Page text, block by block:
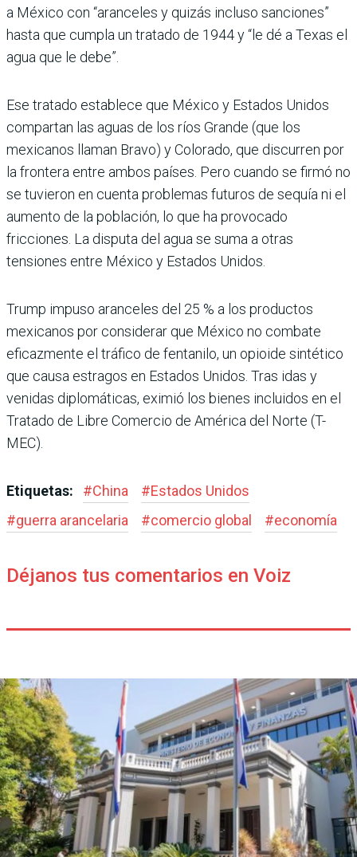
a México con “aranceles y quizás incluso sanciones”
hasta que cumpla un tratado de 1944 y “le dé a Texas el
agua que le debe”.
Ese tratado establece que México y Estados Unidos
compartan las aguas de los ríos Grande (que los
mexicanos llaman Bravo) y Colorado, que discurren por
la frontera entre ambos países. Pero cuando se firmó no
se tuvieron en cuenta problemas futuros de sequía ni el
aumento de la población, lo que ha provocado
fricciones. La disputa del agua se suma a otras
tensiones entre México y Estados Unidos.
Trump impuso aranceles del 25 % a los productos
mexicanos por considerar que México no combate
eficazmente el tráfico de fentanilo, un opioide sintético
que causa estragos en Estados Unidos. Tras idas y
venidas diplomáticas, eximió los bienes incluidos en el
Tratado de Libre Comercio de América del Norte (T-
MEC).
Etiquetas: #China #Estados Unidos
#guerra arancelaria #comercio global #economía
Déjanos tus comentarios en Voiz